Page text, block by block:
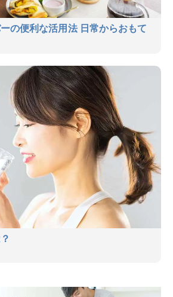
の便利な活用法 日常からおもて